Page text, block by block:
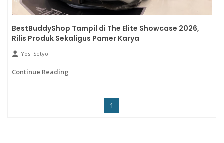
BestBuddyShop Tampil di The Elite Showcase 2026,
Rilis Produk Sekaligus Pamer Karya
Yosi Setyo
Continue Reading
1